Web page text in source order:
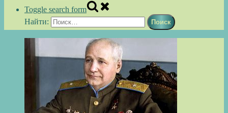
Toggle search form
Найти: